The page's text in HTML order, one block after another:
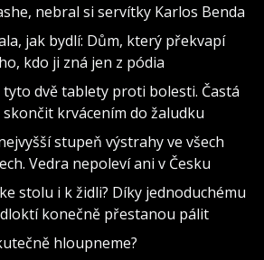
nebral si servítky Karlos Benda
jak bydlí: Dům, který překvapí
kdo ji zná jen z pódia
dvě tablety proti bolesti. Častá
skončit krvácením do žaludku
stupeň výstrahy ve všech
Vedra nepoleví ani v Česku
stolu i k židli? Díky jednoduchému
konečně přestanou pálit
hloupneme?